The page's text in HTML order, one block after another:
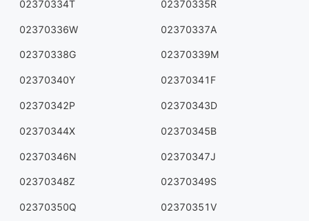
02370334T 02370335R
02370336W 02370337A
02370338G 02370339M
02370340Y 02370341F
02370342P 02370343D
02370344X 02370345B
02370346N 02370347J
02370348Z 02370349S
02370350Q 02370351V